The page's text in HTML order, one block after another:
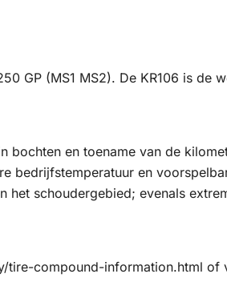
GP (MS1 MS2). De KR106 is de
bochten en toename van de
bedrijfstemperatuur en
schoudergebied; evenals
compound-information.html of